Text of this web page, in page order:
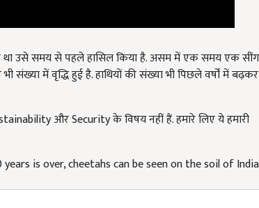
में वृद्धि हुई है. हाथियों की संख्या भी पिछले वर्षों में बढ़कर
और Security के विषय नहीं हैं. हमारे लिए ये हमारी
is over, cheetahs can be seen on the soil of India